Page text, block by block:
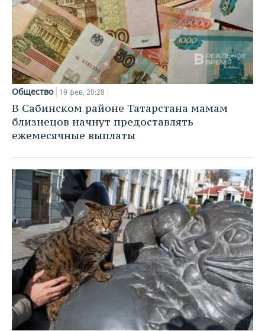
Общество 19 фев, 20:28
В Сабинском районе Татарстана мамам
близнецов начнут предоставлять
ежемесячные выплаты